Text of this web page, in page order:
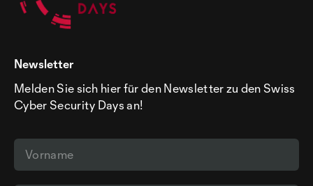
Newsletter
Melden Sie sich hier für den Newsletter zu den Swiss
Cyber Security Days an!